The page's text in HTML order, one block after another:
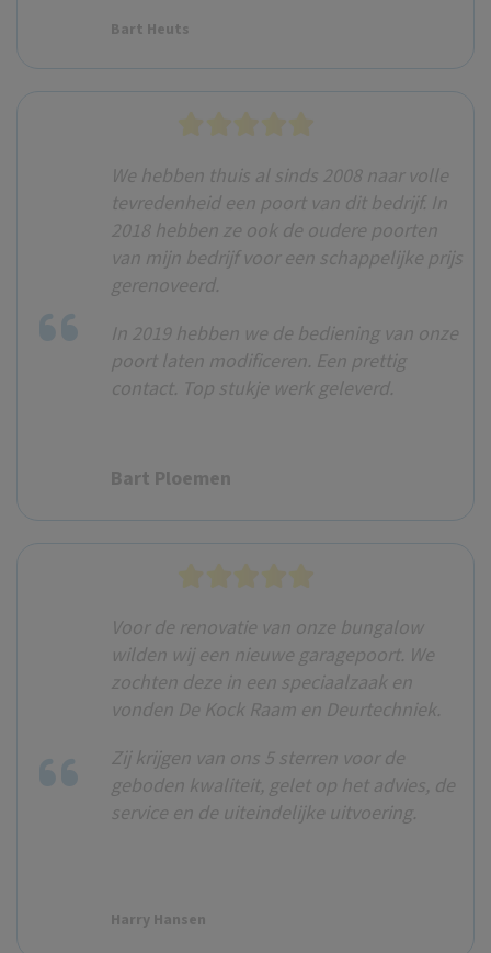
Bart Heuts
We hebben thuis al sinds 2008 naar volle
tevredenheid een poort van dit bedrijf. In
2018 hebben ze ook de oudere poorten
van mijn bedrijf voor een schappelijke prijs
gerenoveerd.
In 2019 hebben we de bediening van onze
poort laten modificeren. Een prettig
contact. Top stukje werk geleverd.
Bart Ploemen
Voor de renovatie van onze bungalow
wilden wij een nieuwe garagepoort. We
zochten deze in een speciaalzaak en
vonden De Kock Raam en Deurtechniek.
Zij krijgen van ons 5 sterren voor de
geboden kwaliteit, gelet op het advies, de
service en de uiteindelijke uitvoering.
Harry Hansen